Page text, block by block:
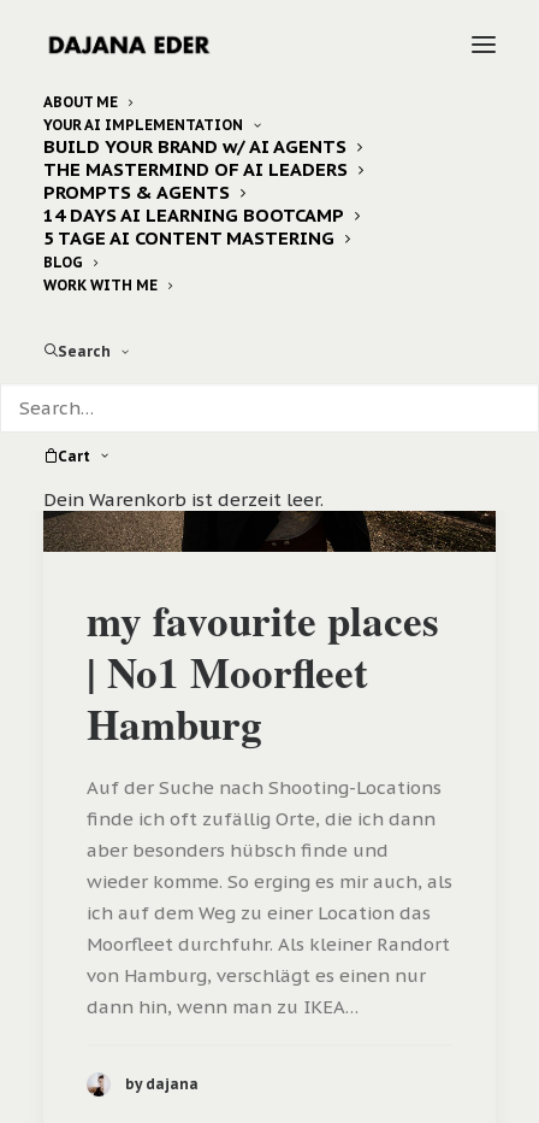
ABOUT ME
YOUR AI IMPLEMENTATION
BUILD YOUR BRAND w/ AI AGENTS
THE MASTERMIND OF AI LEADERS
PROMPTS & AGENTS
14 DAYS AI LEARNING BOOTCAMP
5 TAGE AI CONTENT MASTERING
BLOG
WORK WITH ME
Search
Cart
Dein Warenkorb ist derzeit leer.
Home Archive by Category "travel"
my favourite places
| No1 Moorfleet
Hamburg
Auf der Suche nach Shooting-Locations
finde ich oft zufällig Orte, die ich dann
aber besonders hübsch finde und
wieder komme. So erging es mir auch, als
ich auf dem Weg zu einer Location das
Moorfleet durchfuhr. Als kleiner Randort
von Hamburg, verschlägt es einen nur
dann hin, wenn man zu IKEA…
by dajana